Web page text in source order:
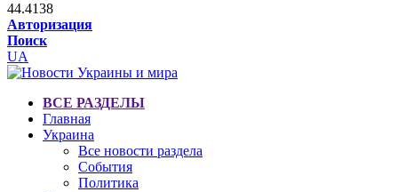
44.4138
Авторизация
Поиск
UA
ВСЕ РАЗДЕЛЫ
Главная
Украина
Все новости раздела
События
Политика